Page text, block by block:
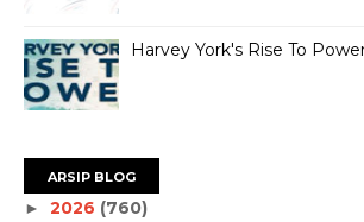
Harvey York's Rise To
ARSIP BLOG
► 2026 (760)